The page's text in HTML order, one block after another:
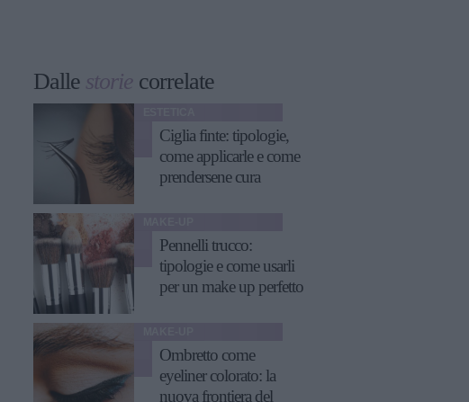
Dalle storie correlate
Ciglia finte: tipologie,
come applicarle e come
prendersene cura
Pennelli trucco:
tipologie e come usarli
per un make up perfetto
Ombretto come
eyeliner colorato: la
nuova frontiera del